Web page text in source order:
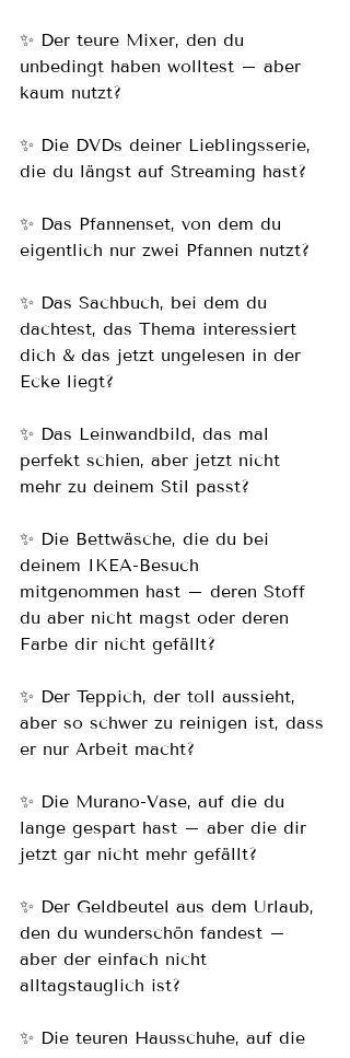
✨ Der teure Mixer, den du
unbedingt haben wolltest – aber
kaum nutzt?
✨ Die DVDs deiner Lieblingsserie,
die du längst auf Streaming hast?
✨ Das Pfannenset, von dem du
eigentlich nur zwei Pfannen nutzt?
✨ Das Sachbuch, bei dem du
dachtest, das Thema interessiert
dich & das jetzt ungelesen in der
Ecke liegt?
✨ Das Leinwandbild, das mal
perfekt schien, aber jetzt nicht
mehr zu deinem Stil passt?
✨ Die Bettwäsche, die du bei
deinem IKEA-Besuch
mitgenommen hast – deren Stoff
du aber nicht magst oder deren
Farbe dir nicht gefällt?
✨ Der Teppich, der toll aussieht,
aber so schwer zu reinigen ist, dass
er nur Arbeit macht?
✨ Die Murano-Vase, auf die du
lange gespart hast – aber die dir
jetzt gar nicht mehr gefällt?
✨ Der Geldbeutel aus dem Urlaub,
den du wunderschön fandest –
aber der einfach nicht
alltagstauglich ist?
✨ Die teuren Hausschuhe, auf die